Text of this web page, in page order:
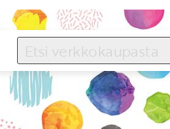
KIRJAUDU SISÄÄN
Käyttäjätunnus
Salasana